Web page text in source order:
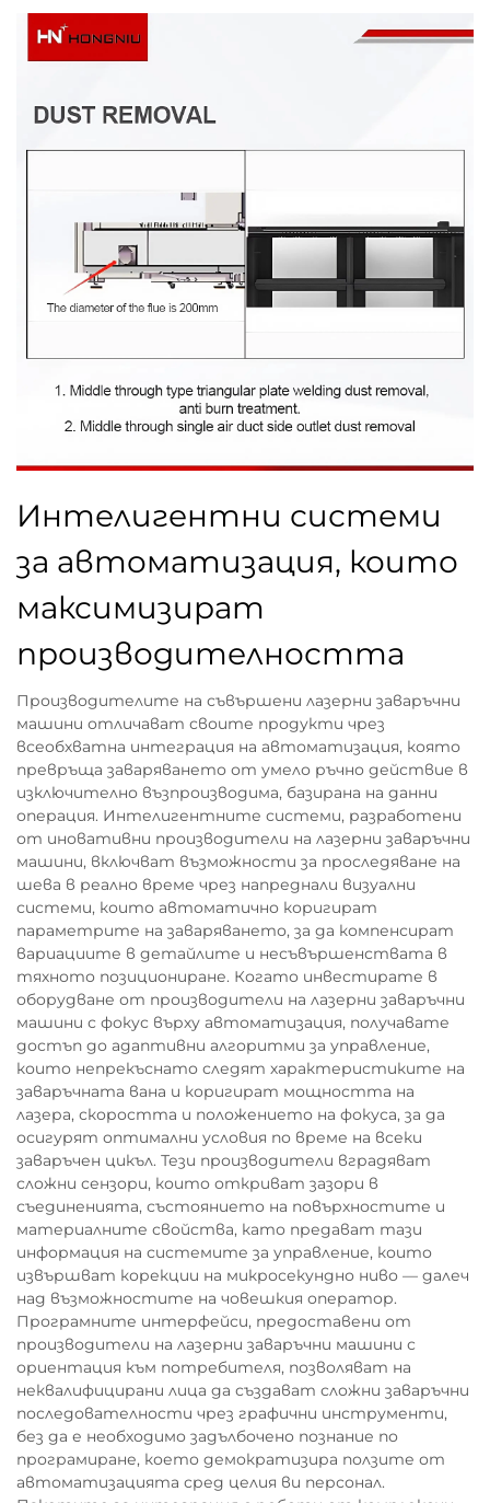
Интелигентни системи
за автоматизация, които
максимизират
производителността
Производителите на съвършени лазерни заваръчни
машини отличават своите продукти чрез
всеобхватна интеграция на автоматизация, която
превръща заваряването от умело ръчно действие в
изключително възпроизводима, базирана на данни
операция. Интелигентните системи, разработени
от иновативни производители на лазерни заваръчни
машини, включват възможности за проследяване на
шева в реално време чрез напреднали визуални
системи, които автоматично коригират
параметрите на заваряването, за да компенсират
вариациите в детайлите и несъвършенствата в
тяхното позициониране. Когато инвестирате в
оборудване от производители на лазерни заваръчни
машини с фокус върху автоматизация, получавате
достъп до адаптивни алгоритми за управление,
които непрекъснато следят характеристиките на
заваръчната вана и коригират мощността на
лазера, скоростта и положението на фокуса, за да
осигурят оптимални условия по време на всеки
заваръчен цикъл. Тези производители вградяват
сложни сензори, които откриват зазори в
съединенията, състоянието на повърхностите и
материалните свойства, като предават тази
информация на системите за управление, които
извършват корекции на микросекундно ниво — далеч
над възможностите на човешкия оператор.
Програмните интерфейси, предоставени от
производители на лазерни заваръчни машини с
ориентация към потребителя, позволяват на
неквалифицирани лица да създават сложни заваръчни
последователности чрез графични инструменти,
без да е необходимо задълбочено познание по
програмиране, което демократизира ползите от
автоматизацията сред целия ви персонал.